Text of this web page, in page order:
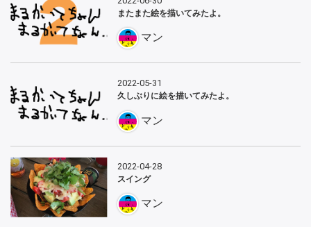
またまた絵を描いてみたよ。
マン
2022-05-31
久しぶりに絵を描いてみたよ。
マン
2022-04-28
スイング
マン